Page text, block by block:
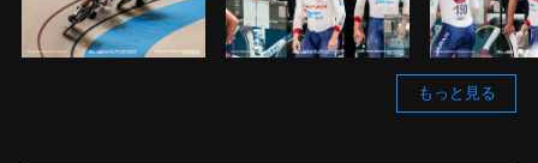
もっと見る